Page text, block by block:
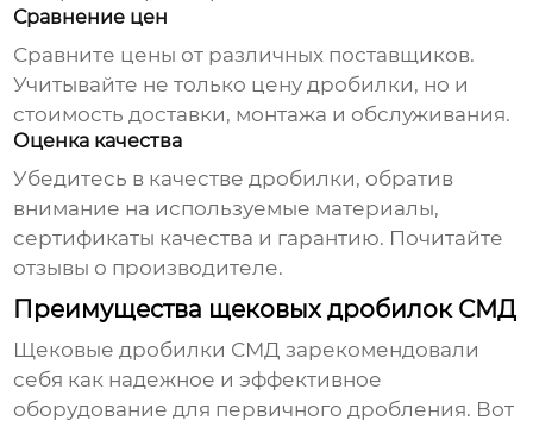
Сравнение цен
Сравните цены от различных поставщиков.
Учитывайте не только цену дробилки, но и
стоимость доставки, монтажа и обслуживания.
Оценка качества
Убедитесь в качестве дробилки, обратив
внимание на используемые материалы,
сертификаты качества и гарантию. Почитайте
отзывы о производителе.
Преимущества щековых дробилок СМД
Щековые дробилки СМД зарекомендовали
себя как надежное и эффективное
оборудование для первичного дробления. Вот